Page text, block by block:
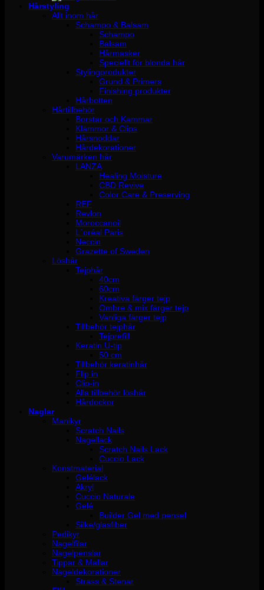
Hårstyling
Allt inom hår
Schampo & Balsam
Schampo
Balsam
Hårmasker
Speciellt för blonda hår
Stylingprodukter
Grund & Primers
Finishing produkter
Hårbotten
Hårtillbehör
Borstar och Kammar
Klämmor & Clips
Hårsnoddar
Hårdekorationer
Varumärken hår
LANZA
Healing Moisture
CBD Revive
Color Care & Preserving
REF
Revlon
Moroccanoil
L´oréal Paris
Neccin
Grazette of Sweden
Löshår
Tejphår
40cm
60cm
Kreativa färger tejp
Ombre & mix färger tejp
Vanliga färger tejp
Tillbehör tejphår
Tejprefill
Keratin U-tip
50 cm
Tillbehör keratinhår
Flip in
Clip-in
Alla tillbehör löshår
Hårdockor
Naglar
Manikyr
Scratch Nails
Nagellack
Scratch Nails Lack
Cuccio Lack
Konstmaterial
Gelélack
Akryl
Cuccio Naturale
Gelé
Builder Gel med pensel
Silke/glasfiber
Pedikyr
Nagelfilar
Nagelpenslar
Tippar & Mallar
Nageldekorationer
Strass & Stenar